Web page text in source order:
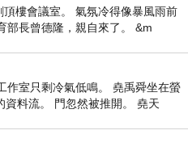
樓會議室。 氣氛冷得像暴風雨前
部長曾德隆，親自來了。 &m
作室只剩冷氣低鳴。 堯禹舜坐在螢
料流。 門忽然被推開。 堯天